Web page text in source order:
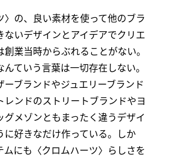
〉の、良い素材を使って他のブラ
ないデザインとアイデアでクリエ
業当時からぶれることがない。
ていう言葉は一切存在しない。
ーブランドやジュエリーブランド
レンドのストリートブランドやヨ
グメゾンともまったく違うデザイ
に好きなだけ作っている。しか
ムにも〈クロムハーツ〉らしさを